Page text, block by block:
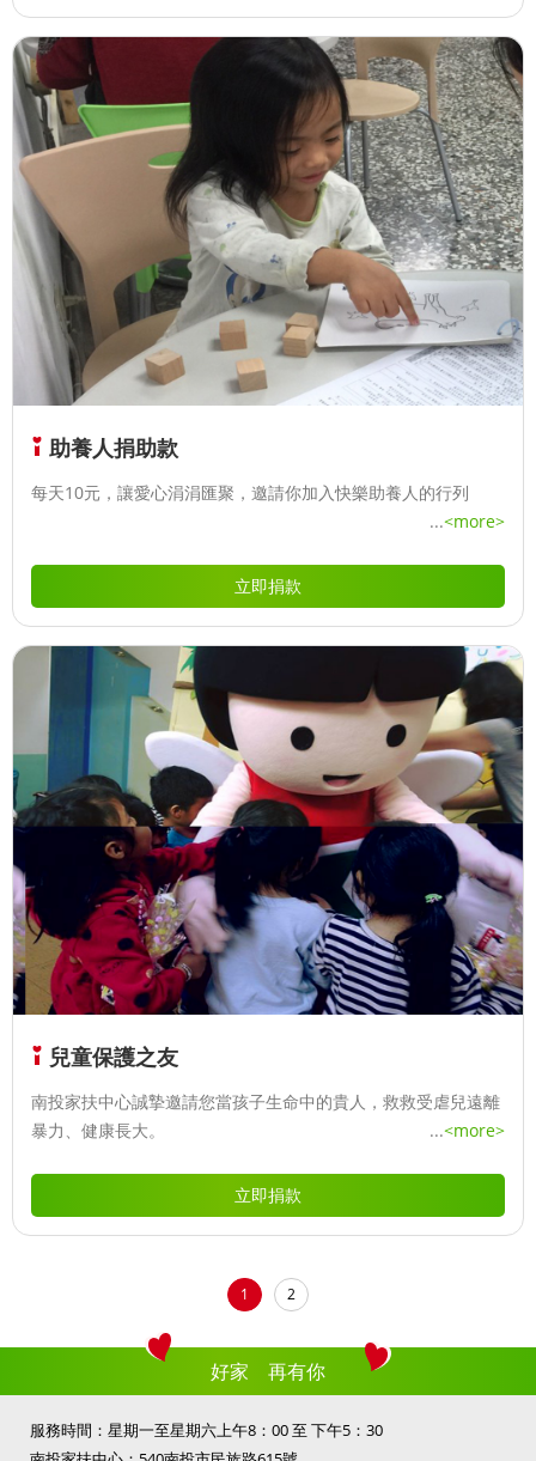
助養人捐助款
每天10元，讓愛心涓涓匯聚，邀請你加入快樂助養人的行列
...<more>
立即捐款
兒童保護之友
南投家扶中心誠摯邀請您當孩子生命中的貴人，救救受虐兒遠離
暴力、健康長大。
...<more>
立即捐款
1 2
好家 再有你
服務時間：星期一至星期六上午8：00 至 下午5：30